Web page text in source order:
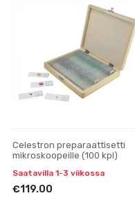
Celestron preparaattisetti
mikroskoopeille (100 kpl)
Saatavilla 1-3 viikossa
€119.00